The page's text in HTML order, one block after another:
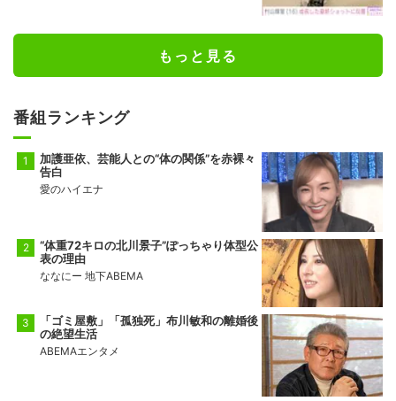
もっと見る
番組ランキング
加護亜依、芸能人との“体の関係”を赤裸々
告白
愛のハイエナ
“体重72キロの北川景子”ぽっちゃり体型公
表の理由
ななにー 地下ABEMA
「ゴミ屋敷」「孤独死」布川敏和の離婚後
の絶望生活
ABEMAエンタメ